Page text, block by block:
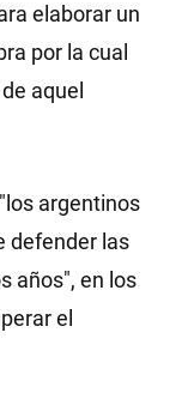
elaborar un
por la cual
aquel
argentinos
defender las
años", en los
el